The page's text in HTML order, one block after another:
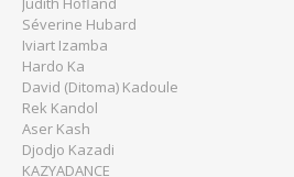
Séverine Hubard
Iviart Izamba
Hardo Ka
David (Ditoma) Kadoule
Rek Kandol
Aser Kash
Djodjo Kazadi
KAZYADANCE